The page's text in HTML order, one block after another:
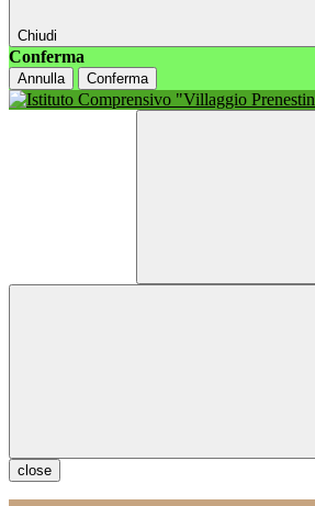
Chiudi
Conferma
Annulla Conferma
close